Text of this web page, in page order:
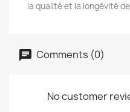
la qualité et la longévité
Comments (0)
No customer